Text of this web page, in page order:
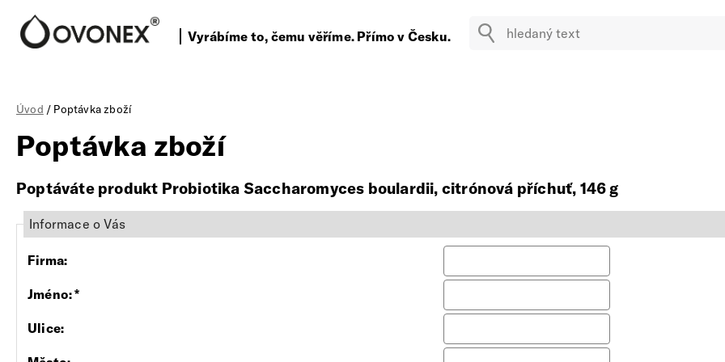
Vyrábíme to, čemu věříme. Přímo v Česku.
Poptávka zboží
Úvod / Poptávka zboží
Poptáváte produkt Probiotika Saccharomyces boulardii, citrónová příchuť, 146 g
Informace o Vás
Firma:
Jméno:*
Ulice: